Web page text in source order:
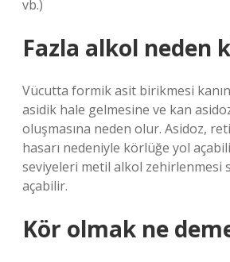
vb.)
Fazla alkol neden
Vücutta formik asit birikmesi
asidik hale gelmesine ve kan
oluşmasına neden olur. Asidoz,
hasarı nedeniyle körlüğe yol
seviyeleri metil alkol zehirlenmesi
açabilir.
Kör olmak ne